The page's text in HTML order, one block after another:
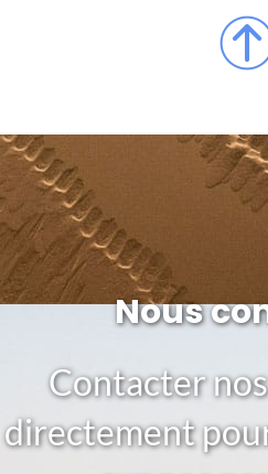
Nous
Contacter
directement